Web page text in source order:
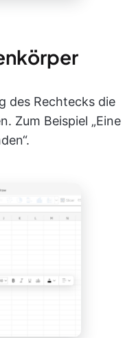
des Rechtecks die
Zum Beispiel „Eine